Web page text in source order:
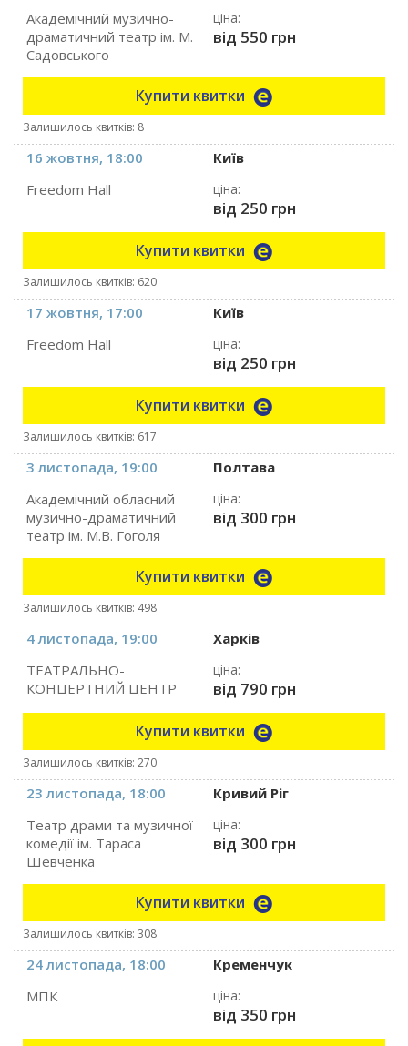
Академічний музично-
драматичний театр ім. М.
Садовського
ціна:
від 550 грн
Купити квитки
Залишилось квитків: 8
16 жовтня, 18:00
Київ
Freedom Hall
ціна:
від 250 грн
Купити квитки
Залишилось квитків: 620
17 жовтня, 17:00
Київ
Freedom Hall
ціна:
від 250 грн
Купити квитки
Залишилось квитків: 617
3 листопада, 19:00
Полтава
Академічний обласний
музично-драматичний
театр ім. М.В. Гоголя
ціна:
від 300 грн
Купити квитки
Залишилось квитків: 498
4 листопада, 19:00
Харків
ТЕАТРАЛЬНО-
КОНЦЕРТНИЙ ЦЕНТР
ціна:
від 790 грн
Купити квитки
Залишилось квитків: 270
23 листопада, 18:00
Кривий Ріг
Театр драми та музичної
комедії ім. Тараса
Шевченка
ціна:
від 300 грн
Купити квитки
Залишилось квитків: 308
24 листопада, 18:00
Кременчук
МПК
ціна:
від 350 грн